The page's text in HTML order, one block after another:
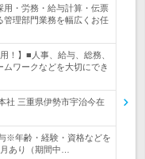
用・労務・給与計算・伝票
管理部門業務を幅広くお任
！】■人事、給与、総務、
ワークなどを大切にでき
社 三重県伊勢市宇治今在
※年齢・経験・資格などを
あり（期間中…